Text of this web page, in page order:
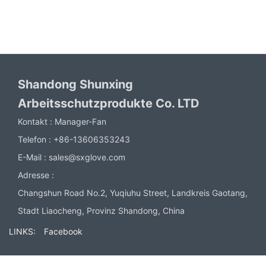
Shandong Shunxing
Arbeitsschutzprodukte Co. LTD
Kontakt : Manager-Fan
Telefon : +86-13606353243
E-Mail : sales@sxglove.com
Adresse :
Changshun Road No.2, Yuqiuhu Street, Landkreis Gaotang,
Stadt Liaocheng, Provinz Shandong, China
LINKS: Facebook